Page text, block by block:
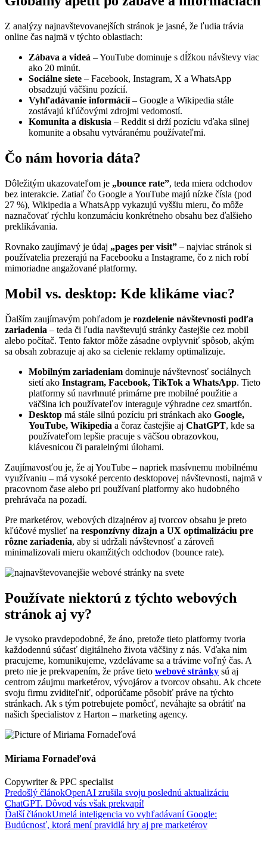
Z analýzy najnavštevovanejších stránok je jasné, že ľudia trávia
online čas najmä v týchto oblastiach:
Zábava a videá – YouTube dominuje s dĺžkou návštevy viac
ako 20 minút.
Sociálne siete – Facebook, Instagram, X a WhatsApp
obsadzujú väčšinu pozícií.
Vyhľadávanie informácií– Google a Wikipedia stále
zostávajú kľúčovými zdrojmi vedomostí.
Komunita a diskusia – Reddit si drží pozíciu vďaka silnej
komunite a obsahu vytváranému používateľmi.
Čo nám hovoria dáta?
Dôležitým ukazovateľom je „bounce rate”, teda miera odchodov
bez interakcie. Zatiaľ čo Google a YouTube majú nízke čísla (pod
27 %), Wikipedia a WhatsApp vykazujú vyššiu mieru, čo môže
naznačovať rýchlu konzumáciu konkrétneho obsahu bez ďalšieho
preklikávania.
Rovnako zaujímavý je údaj „pages per visit” – najviac stránok si
používatelia prezerajú na Facebooku a Instagrame, čo z nich robí
mimoriadne angažované platformy.
Mobil vs. desktop: Kde klikáme viac?
Ďalším zaujímavým pohľadom je rozdelenie návštevnosti podľa
zariadenia – teda či ľudia navštevujú stránky častejšie cez mobil
alebo počítač. Tento faktor môže zásadne ovplyvniť spôsob, akým
sa obsah zobrazuje aj ako sa cielenie reklamy optimalizuje.
Mobilným zariadeniam dominuje návštevnosť sociálnych
sietí ako Instagram, Facebook, TikTok a WhatsApp. Tieto
platformy sú navrhnuté primárne pre mobilné použitie a
väčšina ich používateľov interaguje výhradne cez smartfón.
Desktop má stále silnú pozíciu pri stránkach ako Google,
YouTube, Wikipedia a čoraz častejšie aj ChatGPT, kde sa
používateľom lepšie pracuje s väčšou obrazovkou,
klávesnicou či paralelnými úlohami.
Zaujímavosťou je, že aj YouTube – napriek masívnemu mobilnému
využívaniu – má vysoké percento desktopovej návštevnosti, najmä v
pracovnom čase alebo pri používaní platformy ako hudobného
prehrávača na pozadí.
Pre marketérov, webových dizajnérov aj tvorcov obsahu je preto
kľúčové myslieť na responzívny dizajn a UX optimalizáciu pre
rôzne zariadenia, aby si udržali návštevnosť a zároveň
minimalizovali mieru okamžitých odchodov (bounce rate).
Používate niektorú z týchto webových
stránok aj vy?
Je vysoko pravdepodobné, že áno, pretože tieto platformy tvoria
každodennú súčasť digitálneho života väčšiny z nás. Vďaka nim
pracujeme, komunikujeme, vzdelávame sa a trávime voľný čas. A
preto nie je prekvapením, že práve tieto webové stránky sú aj
centrom záujmu marketérov, vývojárov a tvorcov obsahu. Ak chcete
svoju firmu zviditeľniť, odporúčame pôsobiť práve na týchto
stránkach. Ak s tým potrebujete pomôcť, neváhajte sa obrátiť na
našich špecialistov z Harton – marketing agency.
Miriama Fornadeľová
Copywriter & PPC specialist
Predošlý článokOpenAI zrušila svoju poslednú aktualizáciu
ChatGPT. Dôvod vás však prekvapí!
Ďalší článokUmelá inteligencia vo vyhľadávaní Google:
Budúcnosť, ktorá mení pravidlá hry aj pre marketérov